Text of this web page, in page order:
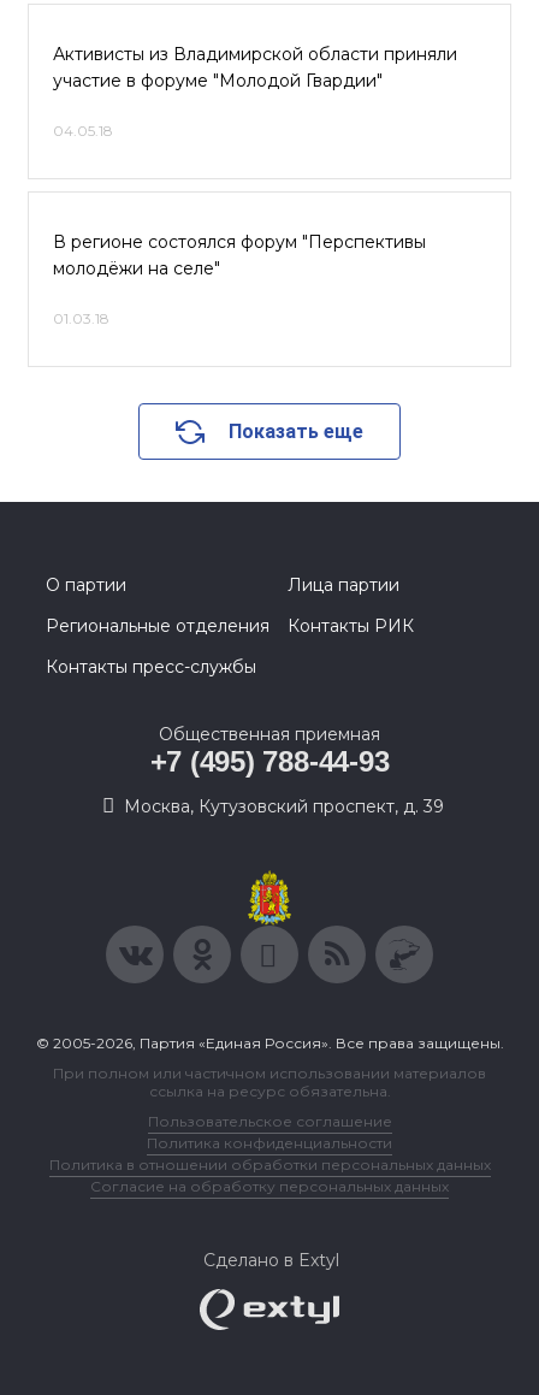
Активисты из Владимирской области приняли
участие в форуме "Молодой Гвардии"
04.05.18
В регионе состоялся форум "Перспективы
молодёжи на селе"
01.03.18
Показать еще
О партии
Лица партии
Региональные отделения
Контакты РИК
Контакты пресс-службы
Общественная приемная
+7 (495) 788-44-93
Москва, Кутузовский проспект, д. 39
© 2005-2026, Партия «Единая Россия». Все права защищены.
При полном или частичном использовании материалов
ссылка на ресурс обязательна.
Пользовательское соглашение
Политика конфиденциальности
Политика в отношении обработки персональных данных
Согласие на обработку персональных данных
Сделано в Extyl